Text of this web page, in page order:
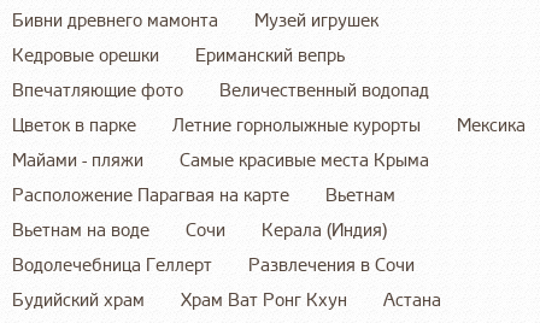
Бивни древнего мамонта
Музей игрушек
Кедровые орешки
Ериманский вепрь
Впечатляющие фото
Величественный водопад
Цветок в парке
Летние горнолыжные курорты
Мексика
Майами - пляжи
Самые красивые места Крыма
Расположение Парагвая на карте
Вьетнам
Вьетнам на воде
Сочи
Керала (Индия)
Водолечебница Геллерт
Развлечения в Сочи
Будийский храм
Храм Ват Ронг Кхун
Астана